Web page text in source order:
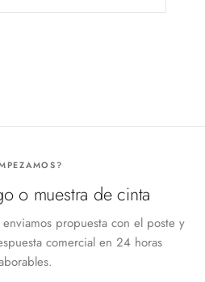
o muestra de cinta
propuesta con el poste y
comercial en 24 horas